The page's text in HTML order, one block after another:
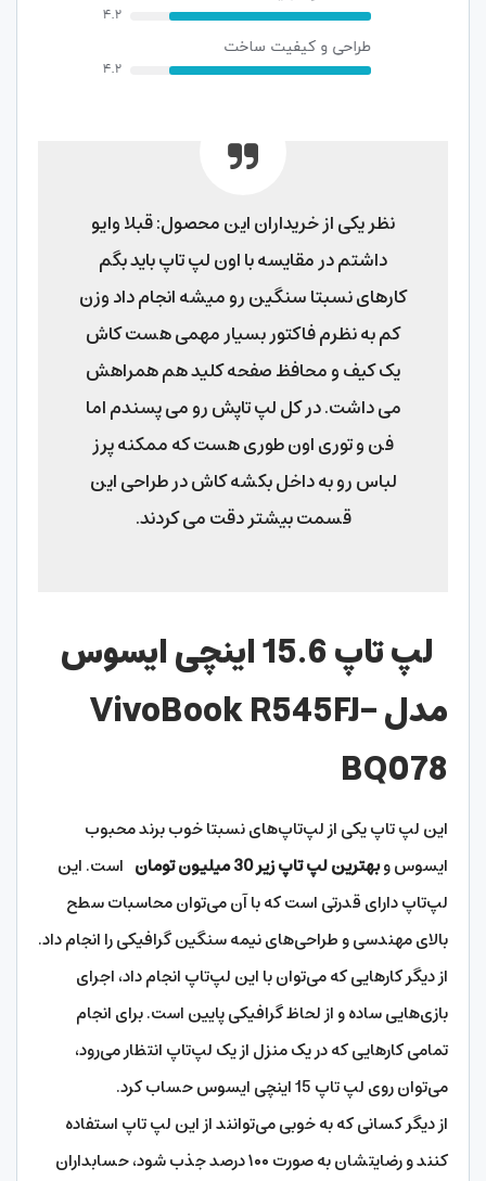
نظر یکی از خریداران این محصول: قبلا وایو
داشتم در مقایسه با اون لپ تاپ باید بگم
کارهای نسبتا سنگین رو میشه انجام داد وزن
کم به نظرم فاکتور بسیار مهمی هست کاش
یک کیف و محافظ صفحه کلید هم همراهش
می داشت. در کل لپ تاپش رو می پسندم اما
فن و توری اون طوری هست که ممکنه پرز
لباس رو به داخل بکشه کاش در طراحی این
قسمت بیشتر دقت می کردند.
لپ تاپ 15.6 اینچی ایسوس
مدل VivoBook R545FJ-
BQ078
این لپ تاپ یکی از لپ‌تاپ‌های نسبتا خوب برند محبوب
ایسوس وبهترین لپ تاپ زیر 30 میلیون تومان
است. این
لپ‌تاپ دارای قدرتی است که با آن می‌توان محاسبات سطح
بالای مهندسی و طراحی‌های نیمه سنگین گرافیکی را انجام داد.
از دیگر کارهایی که می‌توان با این لپ‌تاپ انجام داد، اجرای
بازی‌هایی ساده و از لحاظ گرافیکی پایین است. برای انجام
تمامی کارهایی که در یک منزل از یک لپ‌تاپ انتظار می‌رود،
می‌توان روی لپ تاپ 15 اینچی ایسوس حساب کرد.
از دیگر کسانی که به خوبی می‌توانند از این لپ تاپ استفاده
کنند و رضایتشان به صورت ۱۰۰ درصد جذب شود، حسابداران